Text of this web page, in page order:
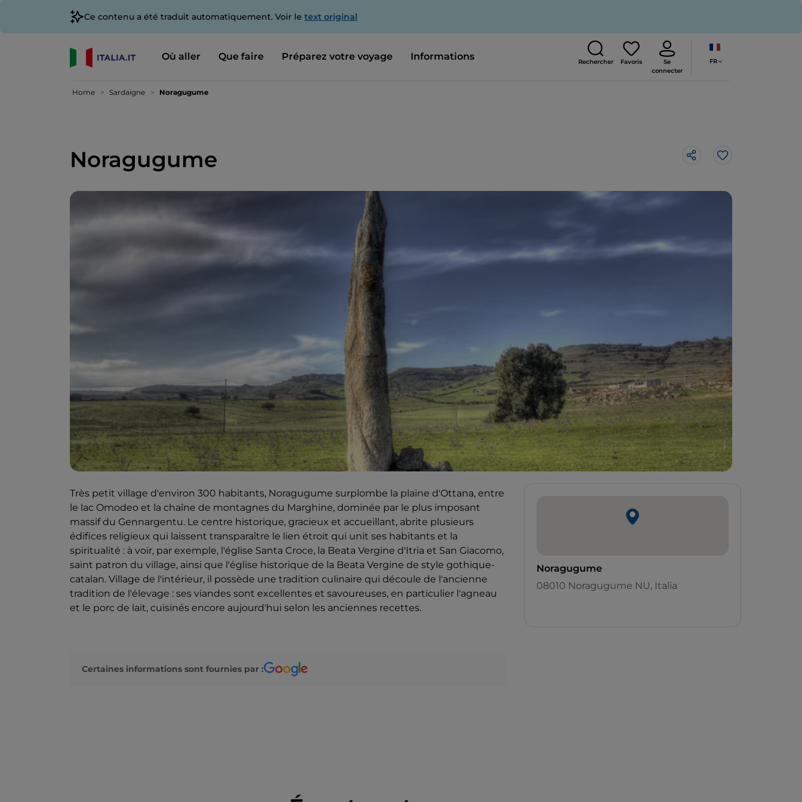
Ce contenu a été traduit automatiquement. Voir le text original
Où aller Que faire Préparez votre voyage Informations Rechercher Favoris
Se
connecter
FR
Home Sardaigne Noragugume
Noragugume J’aime
Très petit village d'environ 300 habitants, Noragugume surplombe la plaine d'Ottana, entre
le lac Omodeo et la chaîne de montagnes du Marghine, dominée par le plus imposant
massif du Gennargentu. Le centre historique, gracieux et accueillant, abrite plusieurs
édifices religieux qui laissent transparaître le lien étroit qui unit ses habitants et la
spiritualité : à voir, par exemple, l'église Santa Croce, la Beata Vergine d'Itria et San Giacomo,
saint patron du village, ainsi que l'église historique de la Beata Vergine de style gothique-
catalan. Village de l'intérieur, il possède une tradition culinaire qui découle de l'ancienne
tradition de l'élevage : ses viandes sont excellentes et savoureuses, en particulier l'agneau
et le porc de lait, cuisinés encore aujourd'hui selon les anciennes recettes.
Certaines informations sont fournies par :
Noragugume
08010 Noragugume NU, Italia